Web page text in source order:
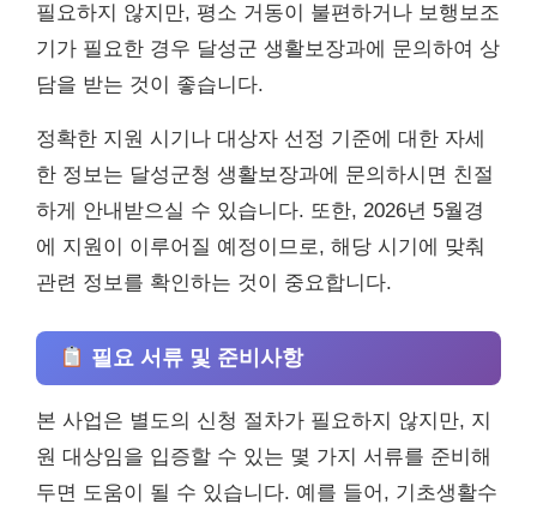
필요하지 않지만, 평소 거동이 불편하거나 보행보조
기가 필요한 경우 달성군 생활보장과에 문의하여 상
담을 받는 것이 좋습니다.
정확한 지원 시기나 대상자 선정 기준에 대한 자세
한 정보는 달성군청 생활보장과에 문의하시면 친절
하게 안내받으실 수 있습니다. 또한, 2026년 5월경
에 지원이 이루어질 예정이므로, 해당 시기에 맞춰
관련 정보를 확인하는 것이 중요합니다.
필요 서류 및 준비사항
본 사업은 별도의 신청 절차가 필요하지 않지만, 지
원 대상임을 입증할 수 있는 몇 가지 서류를 준비해
두면 도움이 될 수 있습니다. 예를 들어, 기초생활수